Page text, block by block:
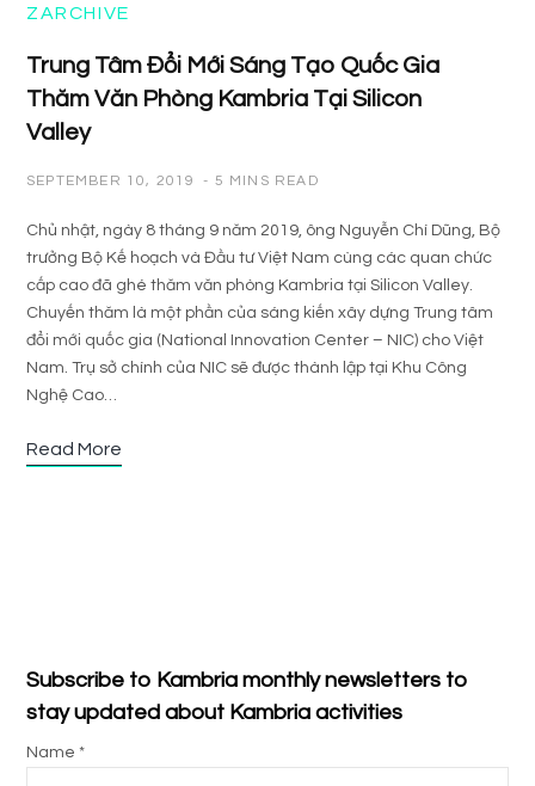
ZARCHIVE
Trung Tâm Đổi Mới Sáng Tạo Quốc Gia
Thăm Văn Phòng Kambria Tại Silicon
Valley
SEPTEMBER 10, 2019 5 MINS READ
Chủ nhật, ngày 8 tháng 9 năm 2019, ông Nguyễn Chí Dũng, Bộ
trưởng Bộ Kế hoạch và Đầu tư Việt Nam cùng các quan chức
cấp cao đã ghé thăm văn phòng Kambria tại Silicon Valley.
Chuyến thăm là một phần của sáng kiến xây dựng Trung tâm
đổi mới quốc gia (National Innovation Center – NIC) cho Việt
Nam. Trụ sở chính của NIC sẽ được thành lập tại Khu Công
Nghệ Cao…
Read More
Subscribe to Kambria monthly newsletters to
stay updated about Kambria activities
Name *